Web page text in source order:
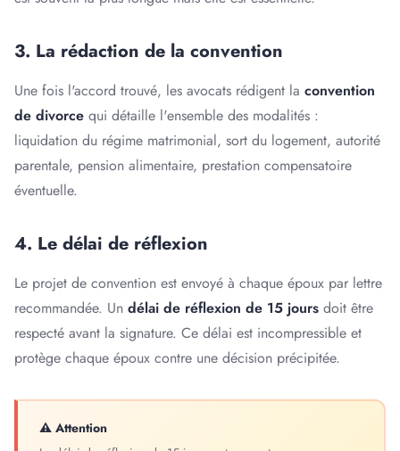
3. La rédaction de la convention
Une fois l'accord trouvé, les avocats rédigent la convention
de divorce qui détaille l'ensemble des modalités :
liquidation du régime matrimonial, sort du logement, autorité
parentale, pension alimentaire, prestation compensatoire
éventuelle.
4. Le délai de réflexion
Le projet de convention est envoyé à chaque époux par lettre
recommandée. Un délai de réflexion de 15 jours doit être
respecté avant la signature. Ce délai est incompressible et
protège chaque époux contre une décision précipitée.
⚠ Attention